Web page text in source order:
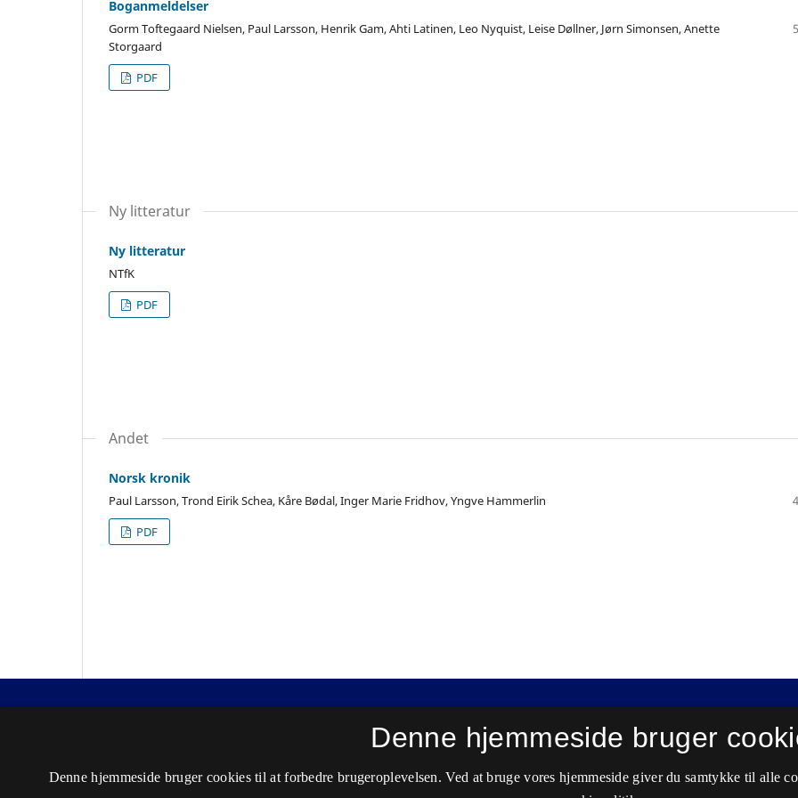
Boganmeldelser
Gorm Toftegaard Nielsen, Paul Larsson, Henrik Gam, Ahti Latinen, Leo Nyquist, Leise Døllner, Jørn Simonsen, Anette
Storgaard
PDF
Ny litteratur
Ny litteratur
NTfK
PDF
Andet
Norsk kronik
Paul Larsson, Trond Eirik Schea, Kåre Bødal, Inger Marie Fridhov, Yngve Hammerlin
PDF
Nordisk Tidsskrift for Kriminalvidenskab
ISSN 2446-3051 (Online)
Denne hjemmeside bruger
Denne hjemmeside bruger cookies til at forbedre brugeroplevelsen. Ved at bruge vores hjemmeside giver du samtykke til alle